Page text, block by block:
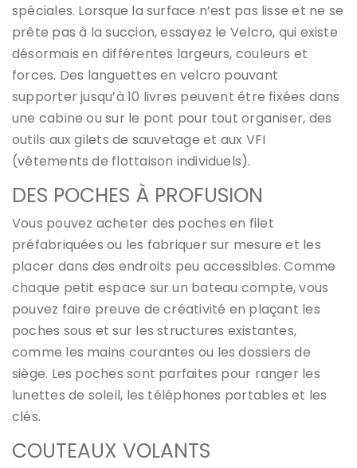
spéciales. Lorsque la surface n’est pas lisse et ne se
prête pas à la succion, essayez le Velcro, qui existe
désormais en différentes largeurs, couleurs et
forces. Des languettes en velcro pouvant
supporter jusqu’à 10 livres peuvent être fixées dans
une cabine ou sur le pont pour tout organiser, des
outils aux gilets de sauvetage et aux VFI
(vêtements de flottaison individuels).
DES POCHES À PROFUSION
Vous pouvez acheter des poches en filet
préfabriquées ou les fabriquer sur mesure et les
placer dans des endroits peu accessibles. Comme
chaque petit espace sur un bateau compte, vous
pouvez faire preuve de créativité en plaçant les
poches sous et sur les structures existantes,
comme les mains courantes ou les dossiers de
siège. Les poches sont parfaites pour ranger les
lunettes de soleil, les téléphones portables et les
clés.
COUTEAUX VOLANTS